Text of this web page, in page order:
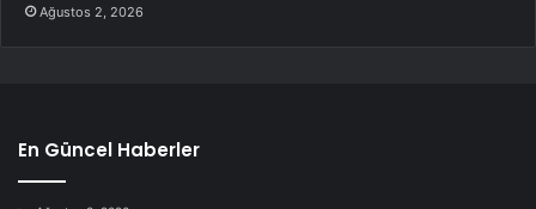
Ağustos 2, 2026
En Güncel Haberler